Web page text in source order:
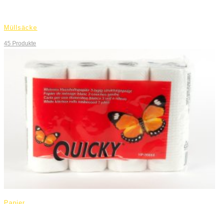
Müllsäcke
45 Produkte